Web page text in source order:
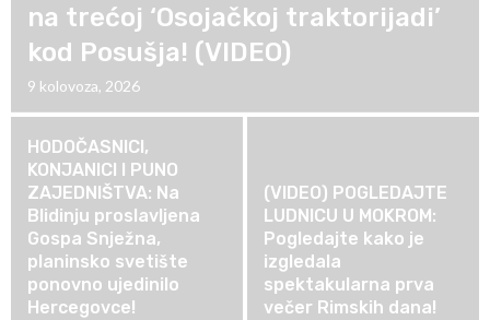
na trećoj ‘Osojačkoj traktorijadi’
kod Posušja! (VIDEO)
9 kolovoza, 2026
HODOČASNICI,
KONJANICI I PUNO
ZAJEDNIŠTVA: Na
Blidinju proslavljena
Gospa Snježna,
planinsko svetište
ponovno ujedinilo
Hercegovce!
(VIDEO) POGLEDAJTE
LUDNICU U MOKROM:
Pogledajte kako je
izgledala
spektakularna prva
večer Rimskih dana!